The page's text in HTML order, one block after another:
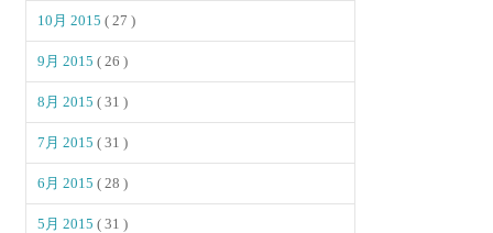
10月 2015( 27 )
9月 2015( 26 )
8月 2015( 31 )
7月 2015( 31 )
6月 2015( 28 )
5月 2015( 31 )